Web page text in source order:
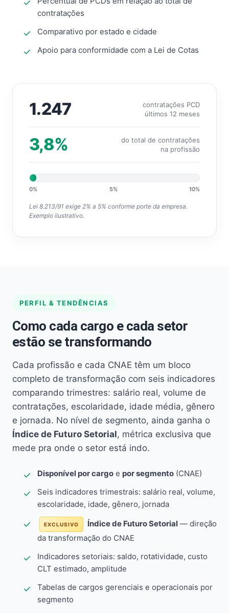
contratações
Comparativo por estado e cidade
Apoio para conformidade com a Lei de Cotas
1.247
contratações PCD
últimos 12 meses
3,8%
do total de contratações
na profissão
0% 5% 10%
Lei 8.213/91 exige 2% a 5% conforme porte da empresa.
Exemplo ilustrativo.
PERFIL & TENDÊNCIAS
Como cada cargo e cada setor
estão se transformando
Cada profissão e cada CNAE têm um bloco
completo de transformação com seis indicadores
comparando trimestres: salário real, volume de
contratações, escolaridade, idade média, gênero
e jornada. No nível de segmento, ainda ganha o
Índice de Futuro Setorial, métrica exclusiva que
mede pra onde o setor está indo.
Disponível por cargo e por segmento (CNAE)
Seis indicadores trimestrais: salário real, volume,
escolaridade, idade, gênero, jornada
EXCLUSIVO Índice de Futuro Setorial — direção
da transformação do CNAE
Indicadores setoriais: saldo, rotatividade, custo
CLT estimado, amplitude
Tabelas de cargos gerenciais e operacionais por
segmento